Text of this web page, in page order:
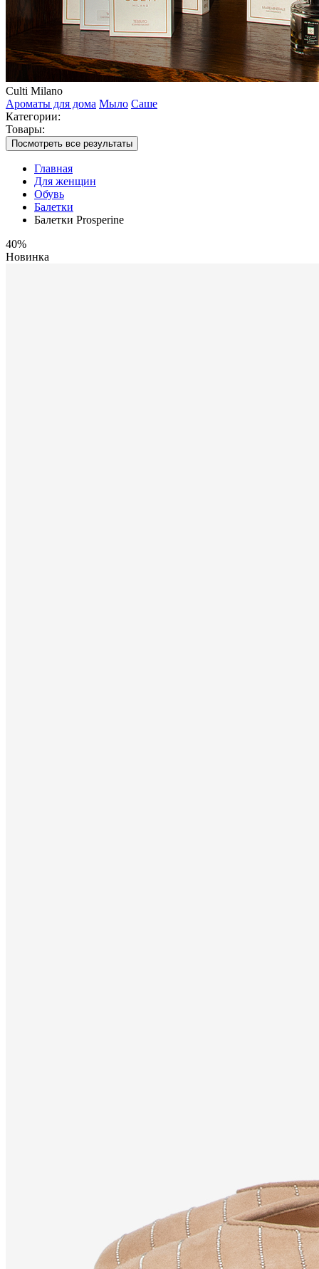
Culti Milano
Ароматы для дома Мыло Саше
Категории:
Товары:
Посмотреть все результаты
Главная
Для женщин
Обувь
Балетки
Балетки Prosperine
40%
Новинка